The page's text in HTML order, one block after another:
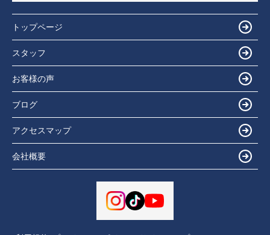
トップページ
スタッフ
お客様の声
ブログ
アクセスマップ
会社概要